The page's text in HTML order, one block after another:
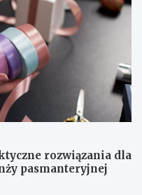
rozwiązania dla
pasmanteryjnej